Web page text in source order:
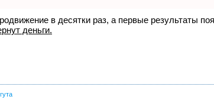
в десятки раз, а первые результаты
деньги.